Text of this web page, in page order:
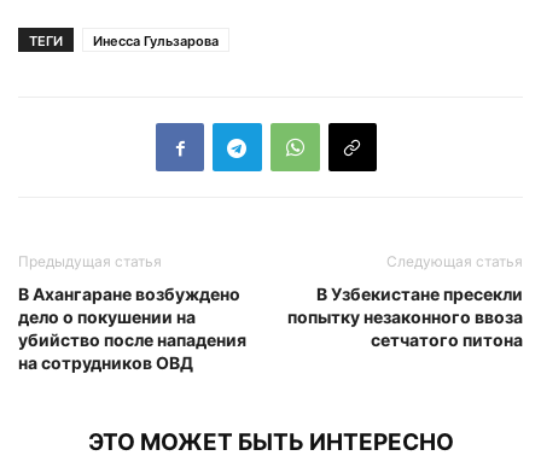
ТЕГИ Инесса Гульзарова
Предыдущая статья
В Ахангаране возбуждено
дело о покушении на
убийство после нападения
на сотрудников ОВД
Следующая статья
В Узбекистане пресекли
попытку незаконного ввоза
сетчатого питона
ЭТО МОЖЕТ БЫТЬ ИНТЕРЕСНО